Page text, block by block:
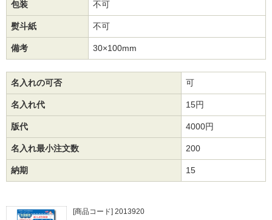
包装 不可
熨斗紙 不可
備考 30×100mm
名入れの可否 可
名入れ代 15円
版代 4000円
名入れ最小注文数 200
納期 15
[商品コード] 2013920